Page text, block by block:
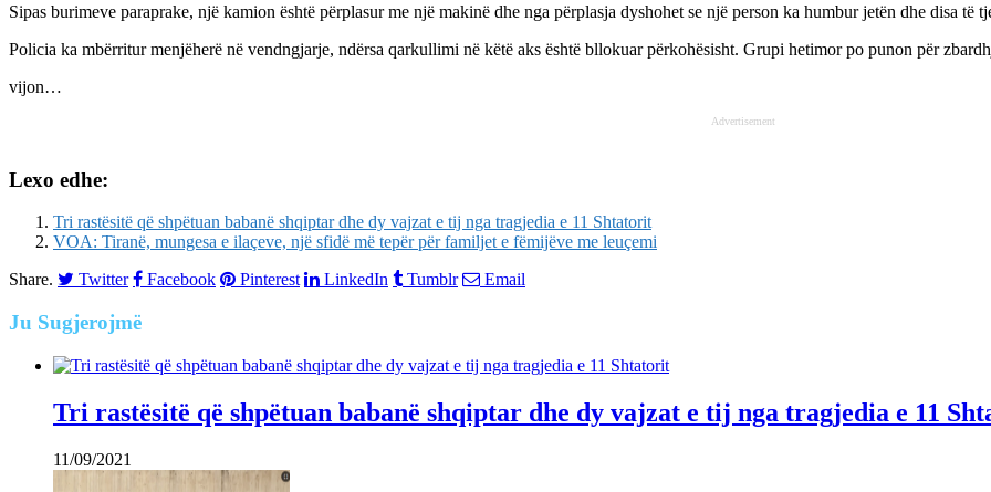
Sipas burimeve paraprake, një kamion është përplasur me një makinë dhe nga përplasja dyshohet se një person ka humbur jetën dhe disa të
Policia ka mbërritur menjëherë në vendngjarje, ndërsa qarkullimi në këtë aks është bllokuar përkohësisht. Grupi hetimor po punon për
vijon…
Advertisement
Lexo edhe:
Tri rastësitë që shpëtuan babanë shqiptar dhe dy vajzat e tij nga tragjedia e 11 Shtatorit
VOA: Tiranë, mungesa e ilaçeve, një sfidë më tepër për familjet e fëmijëve me leuçemi
Share.
Twitter Facebook Pinterest LinkedIn Tumblr Email
Ju Sugjerojmë
Tri rastësitë që shpëtuan babanë shqiptar dhe dy vajzat e tij nga tragjedia e 11
11/09/2021